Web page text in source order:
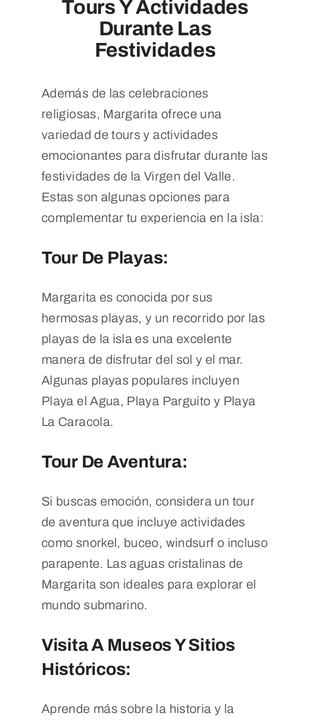
Tours Y Actividades
Durante Las
Festividades
Además de las celebraciones
religiosas, Margarita ofrece una
variedad de tours y actividades
emocionantes para disfrutar durante las
festividades de la Virgen del Valle.
Estas son algunas opciones para
complementar tu experiencia en la isla:
Tour De Playas:
Margarita es conocida por sus
hermosas playas, y un recorrido por las
playas de la isla es una excelente
manera de disfrutar del sol y el mar.
Algunas playas populares incluyen
Playa el Agua, Playa Parguito y Playa
La Caracola.
Tour De Aventura:
Si buscas emoción, considera un tour
de aventura que incluye actividades
como snorkel, buceo, windsurf o incluso
parapente. Las aguas cristalinas de
Margarita son ideales para explorar el
mundo submarino.
Visita A Museos Y Sitios
Históricos:
Aprende más sobre la historia y la